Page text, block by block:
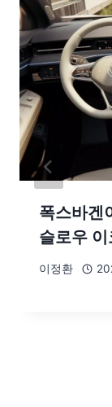
폭스바겐
슬로우
이정환